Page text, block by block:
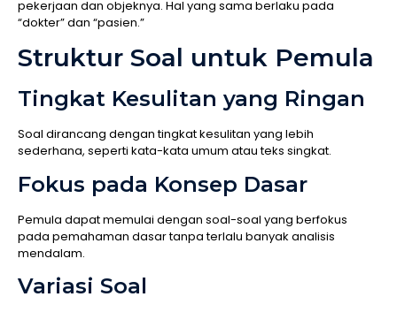
pekerjaan dan objeknya. Hal yang sama berlaku pada
“dokter” dan “pasien.”
Struktur Soal untuk Pemula
Tingkat Kesulitan yang Ringan
Soal dirancang dengan tingkat kesulitan yang lebih
sederhana, seperti kata-kata umum atau teks singkat.
Fokus pada Konsep Dasar
Pemula dapat memulai dengan soal-soal yang berfokus
pada pemahaman dasar tanpa terlalu banyak analisis
mendalam.
Variasi Soal